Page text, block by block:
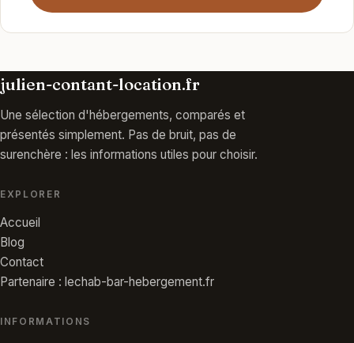
julien-contant-location.fr
Une sélection d'hébergements, comparés et
présentés simplement. Pas de bruit, pas de
surenchère : les informations utiles pour choisir.
EXPLORER
Accueil
Blog
Contact
Partenaire : lechab-bar-hebergement.fr
INFORMATIONS